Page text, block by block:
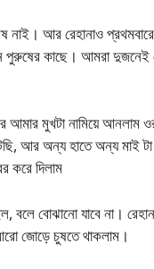
আর রেহানাও
পুরুষের কাছে। আমরা দুজনেই
আমার মুখটা নামিয়ে আনলাম
আর অন্য হাতে অন্য মাই টা
করে দিলাম
বলে বোঝানো যাবে না।
জোড়ে চুষতে থাকলাম।